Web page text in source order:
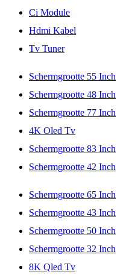
Ci Module
Hdmi Kabel
Tv Tuner
Schermgrootte 55 Inch
Schermgrootte 48 Inch
Schermgrootte 77 Inch
4K Oled Tv
Schermgrootte 83 Inch
Schermgrootte 42 Inch
Schermgrootte 65 Inch
Schermgrootte 43 Inch
Schermgrootte 50 Inch
Schermgrootte 32 Inch
8K Qled Tv